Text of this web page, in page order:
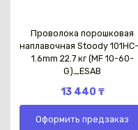
Проволока порошковая
наплавочная Stoody
1.6mm 22.7 кг (MF 10-60-
G)_ESAB
13 440 ₸
Оформить предзаказ